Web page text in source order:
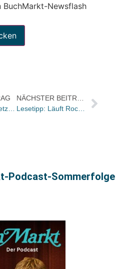
Newsflash
Nach Samsung jetzt Motorola: Apple will weiteres Tablet verbieten lassen
NÄCHSTER BEITRAG
Lesetipp: Läuft Roche vor allem im Netz?
Podcast-Sommerfolge